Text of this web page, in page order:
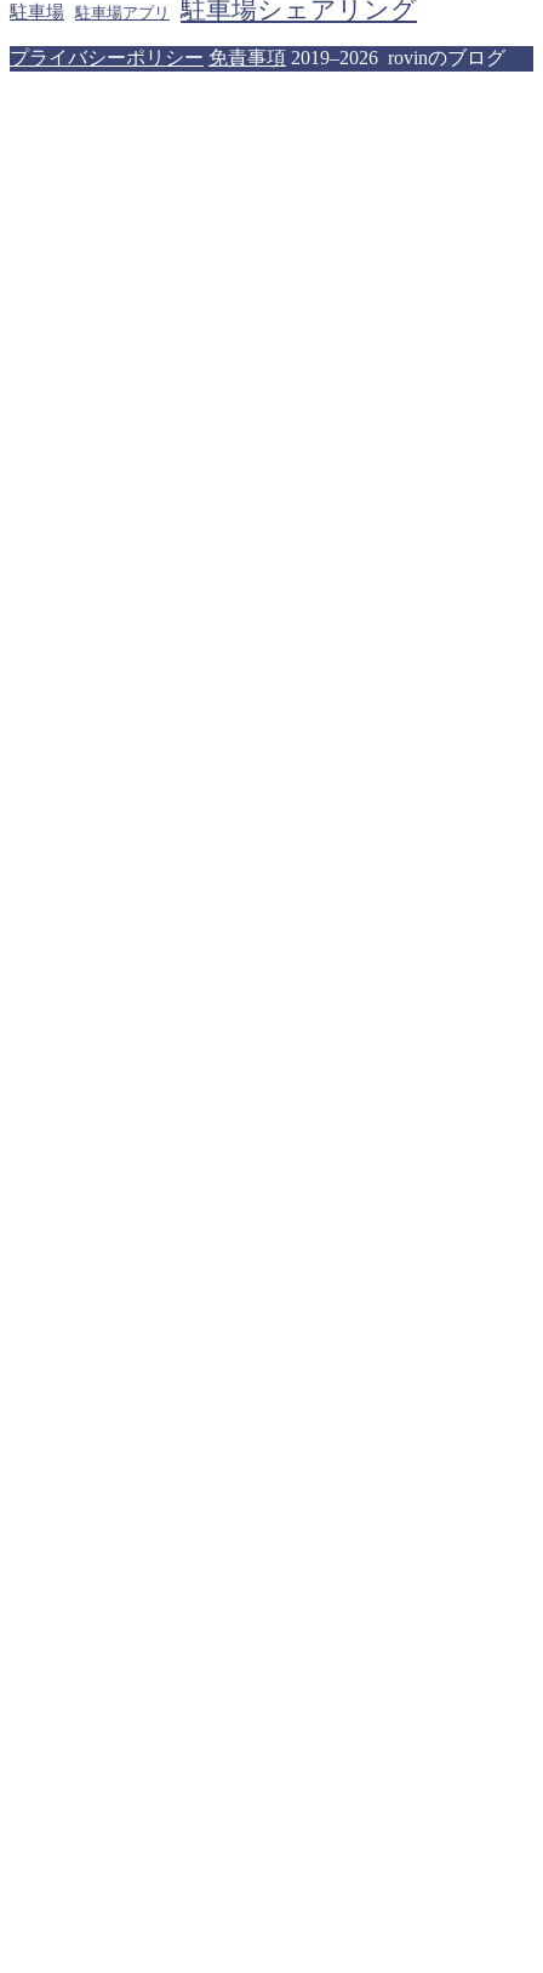
駐車場 駐車場アプリ 駐車場シェアリング
プライバシーポリシー 免責事項 2019–2026 rovinのブログ